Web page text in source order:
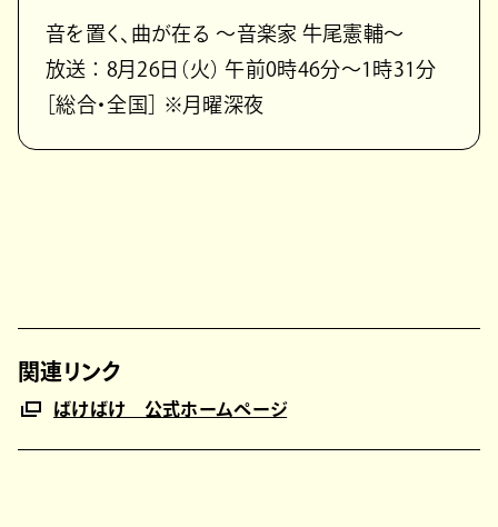
音を置く、曲が在る ～音楽家 牛尾憲輔～
放送 ： 8月26日（火） 午前0時46分～1時31分
［総合・全国］ ※月曜深夜
関連リンク
ばけばけ 公式ホームページ